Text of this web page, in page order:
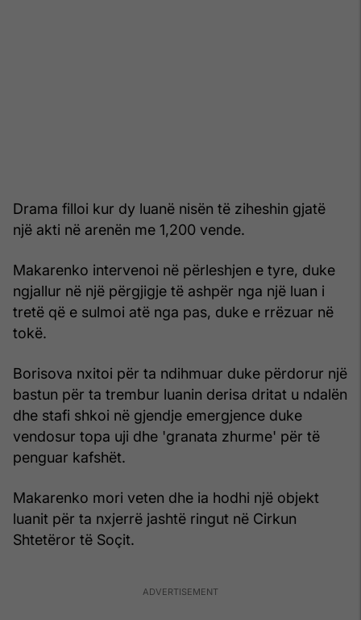
Drama filloi kur dy luanë nisën të ziheshin gjatë
një akti në arenën me 1,200 vende.
Makarenko intervenoi në përleshjen e tyre, duke
ngjallur në një përgjigje të ashpër nga një luan i
tretë që e sulmoi atë nga pas, duke e rrëzuar në
tokë.
Borisova nxitoi për ta ndihmuar duke përdorur një
bastun për ta trembur luanin derisa dritat u ndalën
dhe stafi shkoi në gjendje emergjence duke
vendosur topa uji dhe 'granata zhurme' për të
penguar kafshët.
Makarenko mori veten dhe ia hodhi një objekt
luanit për ta nxjerrë jashtë ringut në Cirkun
Shtetëror të Soçit.